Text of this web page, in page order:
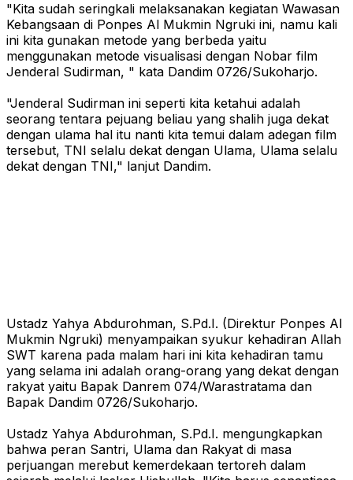
"Kita sudah seringkali melaksanakan kegiatan Wawasan
Kebangsaan di Ponpes Al Mukmin Ngruki ini, namu kali
ini kita gunakan metode yang berbeda yaitu
menggunakan metode visualisasi dengan Nobar film
Jenderal Sudirman, " kata Dandim 0726/Sukoharjo.
"Jenderal Sudirman ini seperti kita ketahui adalah
seorang tentara pejuang beliau yang shalih juga dekat
dengan ulama hal itu nanti kita temui dalam adegan film
tersebut, TNI selalu dekat dengan Ulama, Ulama selalu
dekat dengan TNI," lanjut Dandim.
Ustadz Yahya Abdurohman, S.Pd.I. (Direktur Ponpes Al
Mukmin Ngruki) menyampaikan syukur kehadiran Allah
SWT karena pada malam hari ini kita kehadiran tamu
yang selama ini adalah orang-orang yang dekat dengan
rakyat yaitu Bapak Danrem 074/Warastratama dan
Bapak Dandim 0726/Sukoharjo.
Ustadz Yahya Abdurohman, S.Pd.I. mengungkapkan
bahwa peran Santri, Ulama dan Rakyat di masa
perjuangan merebut kemerdekaan tertoreh dalam